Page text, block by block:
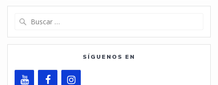
SÍGUENOS EN